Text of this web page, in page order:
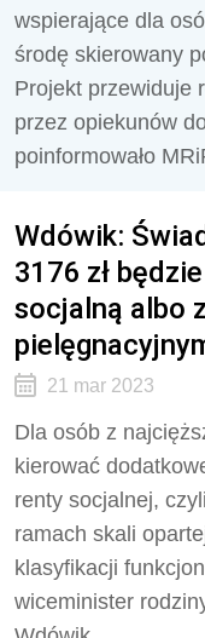
wspierające dla
środę skierowany
Projekt przewiduje
przez opiekunów
poinformowało
Wdówik:
3176 zł
socjalną albo
21 mar 2023
Dla osób z
kierować
renty socjalnej,
ramach skali
klasyfikacji
wiceminister